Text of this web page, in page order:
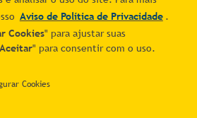
Aviso de Política de Privacidade .
Cookies" para ajustar suas
Aceitar" para consentir com o uso.
Cookies